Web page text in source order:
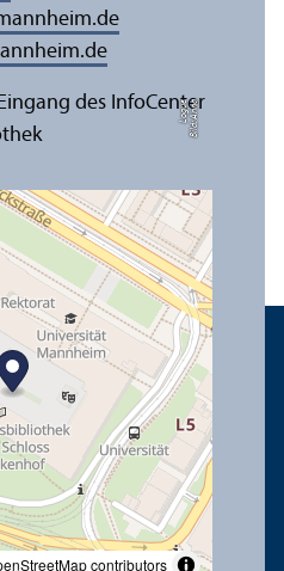
Bil
d:
A
n
n
a
L
o
g
u
e
contributors